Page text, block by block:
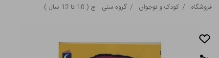
فروشگاه / کودک و نوجوان / گروه سنی - ج ( 10 تا 12 سال )